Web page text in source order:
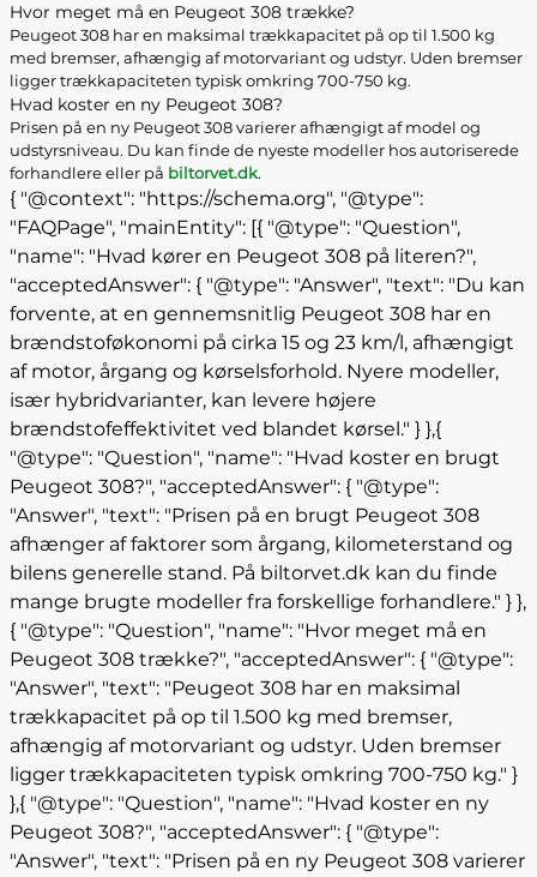
Hvor meget må en Peugeot 308 trække?
Peugeot 308 har en maksimal trækkapacitet på op til 1.500 kg
med bremser, afhængig af motorvariant og udstyr. Uden bremser
ligger trækkapaciteten typisk omkring 700-750 kg.
Hvad koster en ny Peugeot 308?
Prisen på en ny Peugeot 308 varierer afhængigt af model og
udstyrsniveau. Du kan finde de nyeste modeller hos autoriserede
forhandlere eller på biltorvet.dk.
{ "@context": "https://schema.org", "@type":
"FAQPage", "mainEntity": [{ "@type": "Question",
"name": "Hvad kører en Peugeot 308 på literen?",
"acceptedAnswer": { "@type": "Answer", "text": "Du kan
forvente, at en gennemsnitlig Peugeot 308 har en
brændstoføkonomi på cirka 15 og 23 km/l, afhængigt
af motor, årgang og kørselsforhold. Nyere modeller,
især hybridvarianter, kan levere højere
brændstofeffektivitet ved blandet kørsel." } },{
"@type": "Question", "name": "Hvad koster en brugt
Peugeot 308?", "acceptedAnswer": { "@type":
"Answer", "text": "Prisen på en brugt Peugeot 308
afhænger af faktorer som årgang, kilometerstand og
bilens generelle stand. På biltorvet.dk kan du finde
mange brugte modeller fra forskellige forhandlere." } },
{ "@type": "Question", "name": "Hvor meget må en
Peugeot 308 trække?", "acceptedAnswer": { "@type":
"Answer", "text": "Peugeot 308 har en maksimal
trækkapacitet på op til 1.500 kg med bremser,
afhængig af motorvariant og udstyr. Uden bremser
ligger trækkapaciteten typisk omkring 700-750 kg." }
},{ "@type": "Question", "name": "Hvad koster en ny
Peugeot 308?", "acceptedAnswer": { "@type":
"Answer", "text": "Prisen på en ny Peugeot 308 varierer